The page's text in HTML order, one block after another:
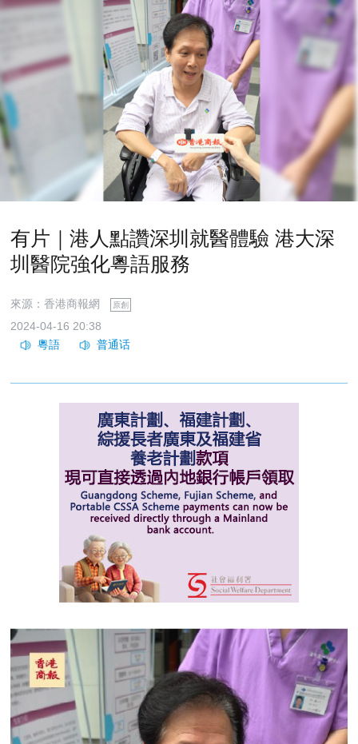
有片｜港人點讚深圳就醫體驗 港大深
圳醫院強化粵語服務
來源：香港商報網 原創
2024-04-16 20:38